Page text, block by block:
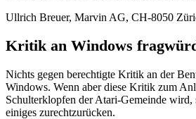
Ullrich Breuer, Marvin AG, CH-8050
Kritik an Windows
Nichts gegen berechtigte Kritik an der
Windows. Wenn aber diese Kritik zum
Schulterklopfen der Atari-Gemeinde wird,
einiges zurechtzurücken.